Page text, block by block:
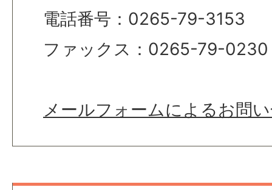
電話番号：0265-79-3153
ファックス：0265-79-0230
メールフォームによるお問